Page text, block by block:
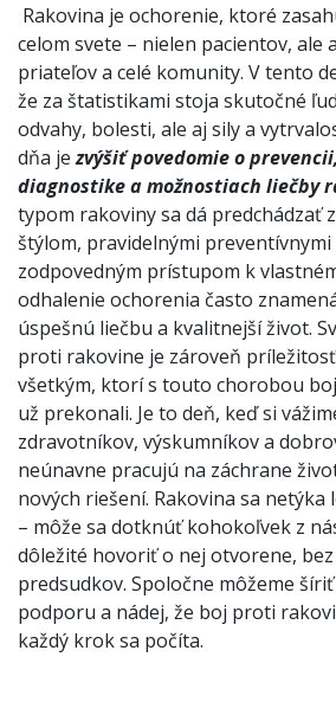
Rakovina je ochorenie, ktoré
celom svete – nielen pacientov, ale
priateľov a celé komunity. V tento
že za štatistikami stoja skutočné
odvahy, bolesti, ale aj sily a
dňa jezvýšiťpovedomie o
diagnostike a možnostiach liečby
typom rakoviny sa dá predchádzať
štýlom, pravidelnými
zodpovedným prístupom k
odhalenie ochorenia často
úspešnú liečbu a kvalitnejší život.
proti rakovine je zároveň
všetkým, ktorí s touto chorobou
už prekonali. Je to deň, keď si
zdravotníkov, výskumníkov a
neúnavne pracujú na záchrane
nových riešení. Rakovina sa netýka
– môže sa dotknúť kohokoľvek z
dôležité hovoriť o nej otvorene,
predsudkov. Spoločne môžeme
podporu a nádej, že boj proti
každý krok sa počíta.